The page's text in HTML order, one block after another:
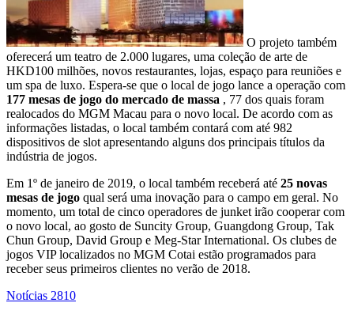
O projeto também
oferecerá um teatro de 2.000 lugares, uma coleção de arte de
HKD100 milhões, novos restaurantes, lojas, espaço para reuniões e
um spa de luxo. Espera-se que o local de jogo lance a operação com
177 mesas de jogo do mercado de massa , 77 dos quais foram
realocados do MGM Macau para o novo local. De acordo com as
informações listadas, o local também contará com até 982
dispositivos de slot apresentando alguns dos principais títulos da
indústria de jogos.
Em 1º de janeiro de 2019, o local também receberá até 25 novas
mesas de jogo qual será uma inovação para o campo em geral. No
momento, um total de cinco operadores de junket irão cooperar com
o novo local, ao gosto de Suncity Group, Guangdong Group, Tak
Chun Group, David Group e Meg-Star International. Os clubes de
jogos VIP localizados no MGM Cotai estão programados para
receber seus primeiros clientes no verão de 2018.
Notícias 2810